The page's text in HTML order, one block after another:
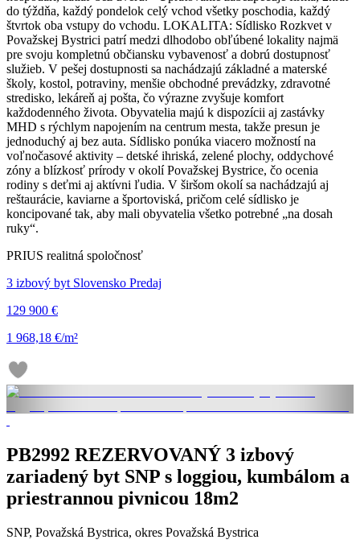
do týždňa, každý pondelok celý vchod všetky poschodia, každý
štvrtok oba vstupy do vchodu. LOKALITA: Sídlisko Rozkvet v
Považskej Bystrici patrí medzi dlhodobo obľúbené lokality najmä
pre svoju kompletnú občiansku vybavenosť a dobrú dostupnosť
služieb. V pešej dostupnosti sa nachádzajú základné a materské
školy, kostol, potraviny, menšie obchodné prevádzky, zdravotné
stredisko, lekáreň aj pošta, čo výrazne zvyšuje komfort
každodenného života. Obyvatelia majú k dispozícii aj zastávky
MHD s rýchlym napojením na centrum mesta, takže presun je
jednoduchý aj bez auta. Sídlisko ponúka viacero možností na
voľnočasové aktivity – detské ihriská, zelené plochy, oddychové
zóny a blízkosť prírody v okolí Považskej Bystrice, čo ocenia
rodiny s deťmi aj aktívni ľudia. V širšom okolí sa nachádzajú aj
reštaurácie, kaviarne a športoviská, pričom celé sídlisko je
koncipované tak, aby mali obyvatelia všetko potrebné „na dosah
ruky“.
PRIUS realitná spoločnosť
3 izbový byt Slovensko Predaj
129 900 €
1 968,18 €/m²
PB2992 REZERVOVANÝ 3 izbový
zariadený byt SNP s loggiou, kumbálom a
priestrannou pivnicou 18m2
SNP, Považská Bystrica, okres Považská Bystrica